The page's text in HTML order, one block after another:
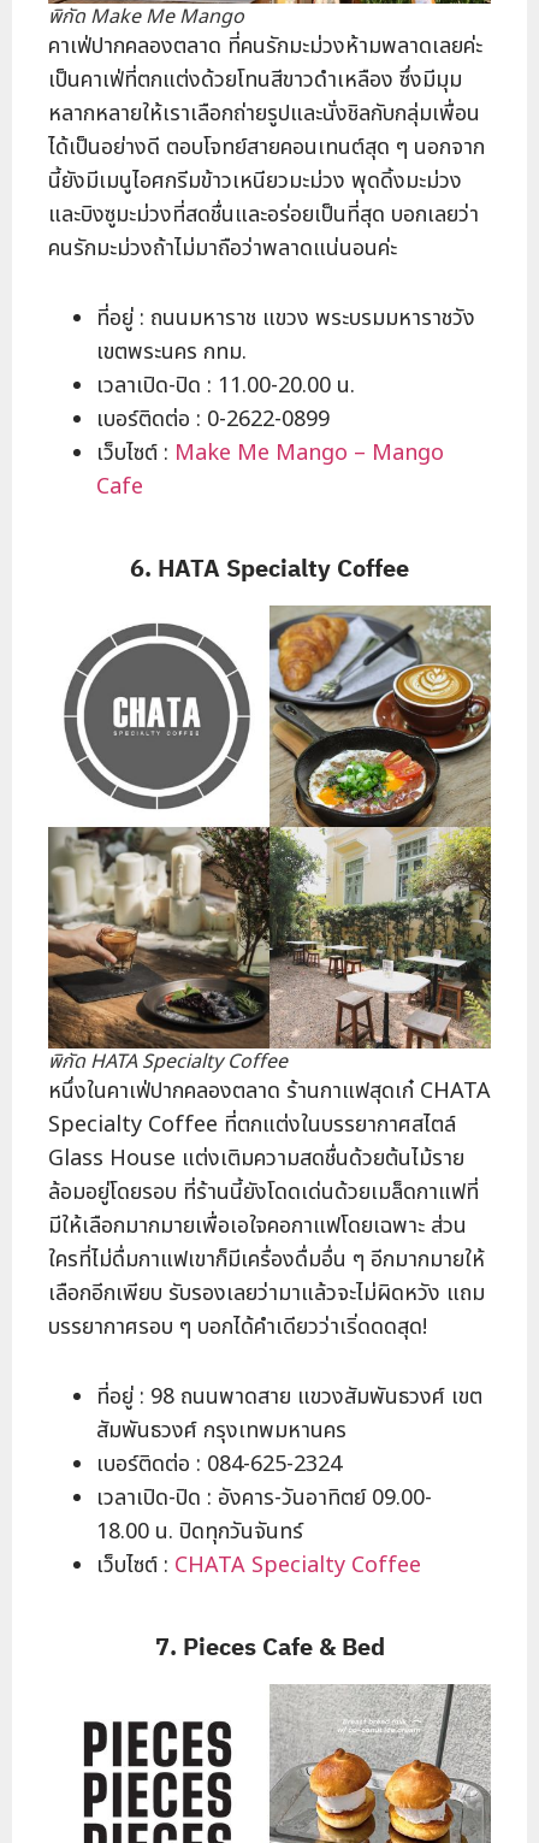
พิกัด Make Me Mango
คาเฟ่ปากคลองตลาด ที่คนรักมะม่วงห้ามพลาดเลยค่ะ
เป็นคาเฟ่ที่ตกแต่งด้วยโทนสีขาวดำเหลือง ซึ่งมีมุม
หลากหลายให้เราเลือกถ่ายรูปและนั่งชิลกับกลุ่มเพื่อน
ได้เป็นอย่างดี ตอบโจทย์สายคอนเทนต์สุด ๆ นอกจาก
นี้ยังมีเมนูไอศกรีมข้าวเหนียวมะม่วง พุดดิ้งมะม่วง
และบิงซูมะม่วงที่สดชื่นและอร่อยเป็นที่สุด บอกเลยว่า
คนรักมะม่วงถ้าไม่มาถือว่าพลาดแน่นอนค่ะ
ที่อยู่ : ถนนมหาราช แขวง พระบรมมหาราชวัง
เขตพระนคร กทม.
เวลาเปิด-ปิด : 11.00-20.00 น.
เบอร์ติดต่อ : 0-2622-0899
เว็บไซต์ : Make Me Mango – Mango
Cafe
6. HATA Specialty Coffee
พิกัด HATA Specialty Coffee
หนึ่งในคาเฟ่ปากคลองตลาด ร้านกาแฟสุดเก๋ CHATA
Specialty Coffee ที่ตกแต่งในบรรยากาศสไตล์
Glass House แต่งเติมความสดชื่นด้วยต้นไม้ราย
ล้อมอยู่โดยรอบ ที่ร้านนี้ยังโดดเด่นด้วยเมล็ดกาแฟที่
มีให้เลือกมากมายเพื่อเอใจคอกาแฟโดยเฉพาะ ส่วน
ใครที่ไม่ดื่มกาแฟเขาก็มีเครื่องดื่มอื่น ๆ อีกมากมายให้
เลือกอีกเพียบ รับรองเลยว่ามาแล้วจะไม่ผิดหวัง แถม
บรรยากาศรอบ ๆ บอกได้คำเดียวว่าเริ่ดดดสุด!
ที่อยู่ : 98 ถนนพาดสาย แขวงสัมพันธวงศ์ เขต
สัมพันธวงศ์ กรุงเทพมหานคร
เบอร์ติดต่อ : 084-625-2324
เวลาเปิด-ปิด : อังคาร-วันอาทิตย์ 09.00-
18.00 น. ปิดทุกวันจันทร์
เว็บไซต์ : CHATA Specialty Coffee
7. Pieces Cafe & Bed